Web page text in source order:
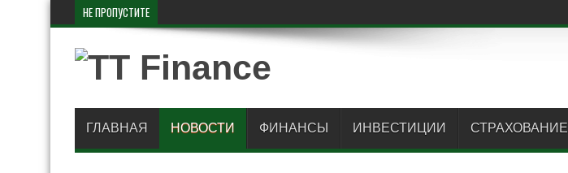
НЕ ПРОПУСТИТЕ
ГЛАВНАЯ НОВОСТИ ФИНАНСЫ ИНВЕСТИЦИИ СТРАХОВАНИЕ